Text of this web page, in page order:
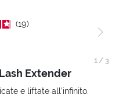
19
Extender
e liftate all’infinito.
1/ 3